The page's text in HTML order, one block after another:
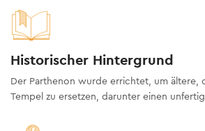
Historischer Hintergrund
Der Parthenon wurde errichtet, um ältere,
Tempel zu ersetzen, darunter einen